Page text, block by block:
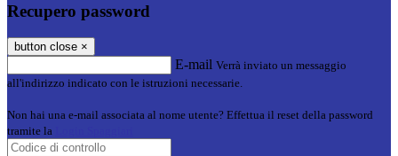
Recupero password
button close ×
E-mail Verrà inviato un messaggio
all'indirizzo indicato con le istruzioni necessarie.
Non hai una e-mail associata al nome utente? Effettua il reset della password
tramite la